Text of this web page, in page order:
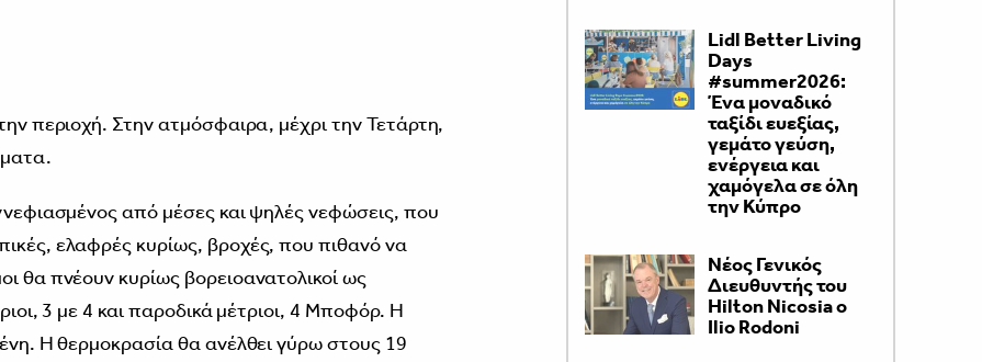
περιοχή. Στην ατμόσφαιρα, μέχρι την Τετάρτη,
από μέσες και ψηλές νεφώσεις, που
ελαφρές κυρίως, βροχές, που πιθανό να
θα πνέουν κυρίως βορειοανατολικοί ως
3 με 4 και παροδικά μέτριοι, 4 Μποφόρ. Η
Η θερμοκρασία θα ανέλθει γύρω στους 19
Lidl Better Living
Days
#summer2026:
Ένα μοναδικό
ταξίδι ευεξίας,
γεμάτο γεύση,
ενέργεια και
χαμόγελα σε όλη
την Κύπρο
Νέος Γενικός
Διευθυντής του
Hilton Nicosia ο
Ilio Rodoni